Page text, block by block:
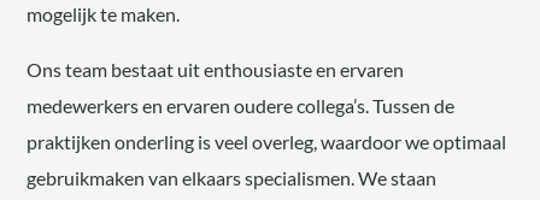
mogelijk te maken.
Ons team bestaat uit enthousiaste en ervaren
medewerkers en ervaren oudere collega’s. Tussen de
praktijken onderling is veel overleg, waardoor we optimaal
gebruikmaken van elkaars specialismen. We staan